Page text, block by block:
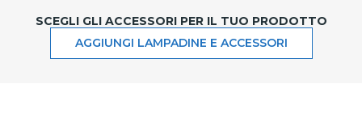
SCEGLI GLI ACCESSORI PER IL TUO PRODOTTO
AGGIUNGI LAMPADINE E ACCESSORI